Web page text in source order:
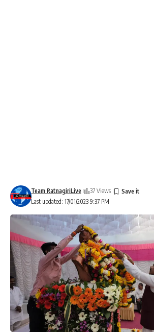
Last updated: 17/01/2023 9:37 PM
Team RatnagiriLive 37 Views